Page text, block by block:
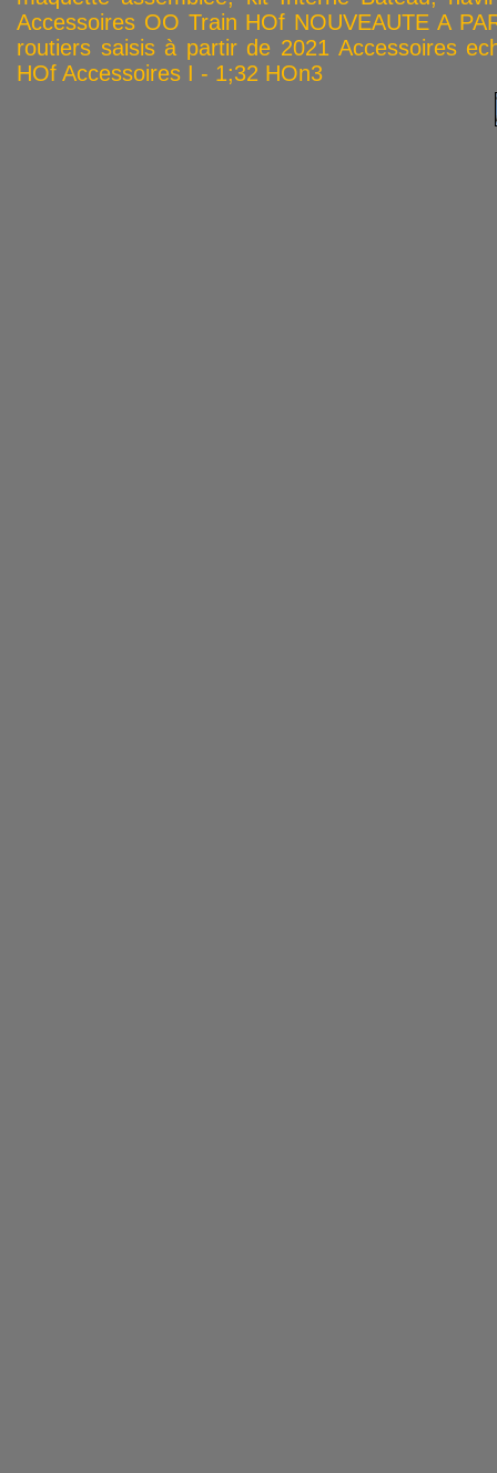
Accessoires OO Train HOf NOUVEAUTE A
routiers saisis à partir de 2021 Accessoires
HOf Accessoires I - 1;32 HOn3